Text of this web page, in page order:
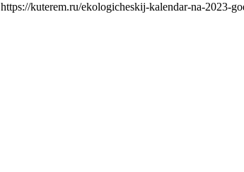
https://kuterem.ru/ekologicheskij-kalendar-na-2023-